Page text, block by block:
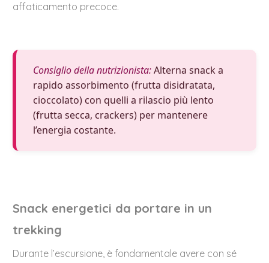
affaticamento precoce.
Consiglio della nutrizionista:Alterna snack a
rapido assorbimento (frutta disidratata,
cioccolato) con quelli a rilascio più lento
(frutta secca, crackers) per mantenere
l’energia costante.
Snack energetici da portare in un
trekking
Durante l’escursione, è fondamentale avere con sé